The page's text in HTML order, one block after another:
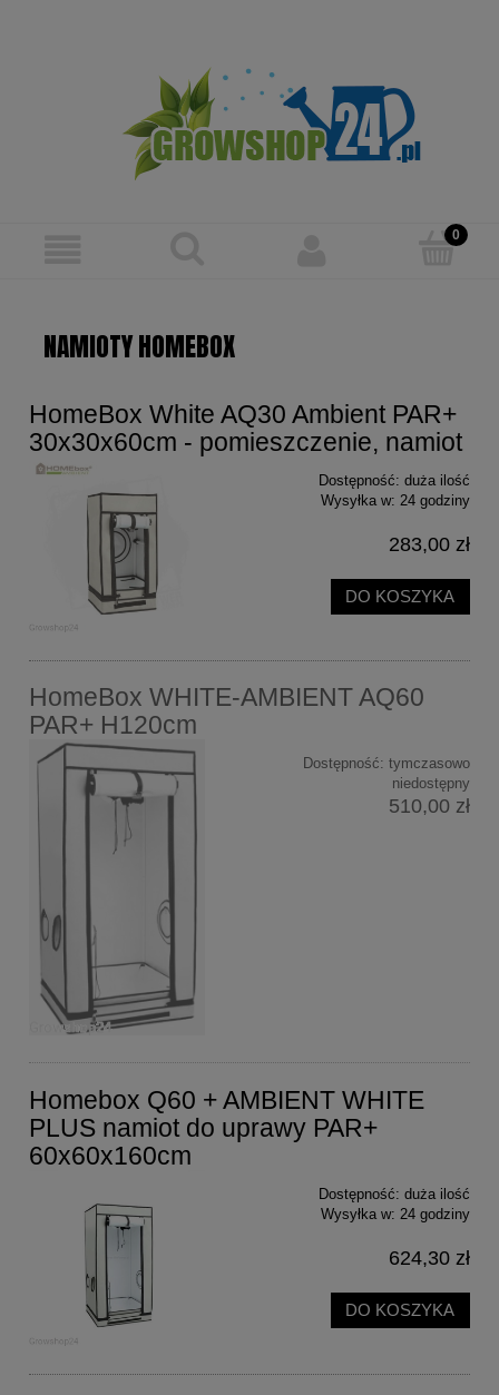
NAMIOTY HOMEBOX
HomeBox White AQ30 Ambient PAR+
30x30x60cm - pomieszczenie, namiot
Dostępność: duża ilość
Wysyłka w: 24 godziny
283,00 zł
DO KOSZYKA
HomeBox WHITE-AMBIENT AQ60
PAR+ H120cm
Dostępność: tymczasowo
niedostępny
510,00 zł
Homebox Q60 + AMBIENT WHITE
PLUS namiot do uprawy PAR+
60x60x160cm
Dostępność: duża ilość
Wysyłka w: 24 godziny
624,30 zł
DO KOSZYKA